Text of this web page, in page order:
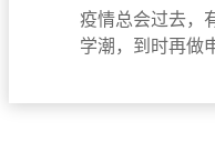
疫情总会过去，
学潮，到时再做